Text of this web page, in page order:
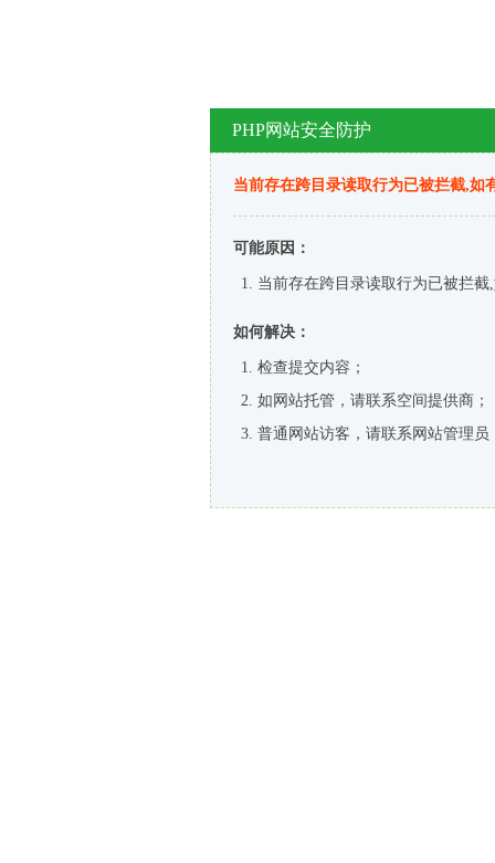
PHP网站安全防护
当前存在跨目录读取行为已被拦截,如
可能原因：
当前存在跨目录读取行为已被拦
如何解决：
检查提交内容；
如网站托管，请联系空间提供商；
普通网站访客，请联系网站管理员